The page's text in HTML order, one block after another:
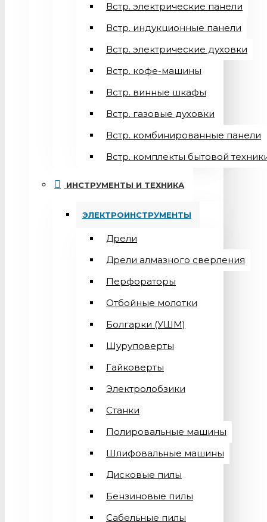
Встр. электрические панели
Встр. индукционные панели
Встр. электрические духовки
Встр. кофе-машины
Встр. винные шкафы
Встр. газовые духовки
Встр. комбинированные панели
Встр. комплекты бытовой
ИНСТРУМЕНТЫ И ТЕХНИКА
ЭЛЕКТРОИНСТРУМЕНТЫ
Дрели
Дрели алмазного сверления
Перфораторы
Отбойные молотки
Болгарки (УШМ)
Шуруповерты
Гайковерты
Электролобзики
Станки
Полировальные машины
Шлифовальные машины
Дисковые пилы
Бензиновые пилы
Сабельные пилы